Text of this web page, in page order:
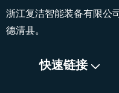
浙江复洁智能装备有限公
德清县。
快速链接